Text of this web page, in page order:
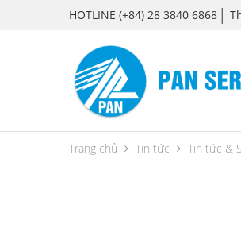
HOTLINE (+84) 28 3840 6868
Trang chủ Tin tức Tin tức &